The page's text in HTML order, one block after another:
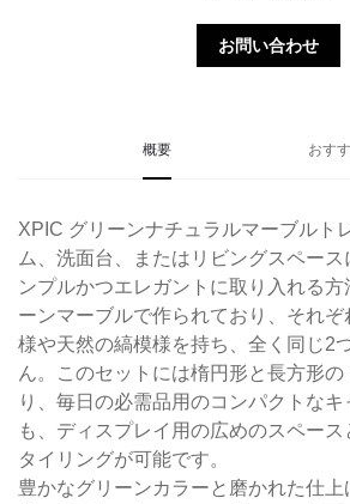
お問い合わせ
概要 おす
XPIC グリーンナチュラルマーブルト
ム、洗面台、またはリビングスペー
ンプルかつエレガントに取り入れる方
ーンマーブルで作られており、それ
様や天然の縞模様を持ち、全く同じ2
ん。このセットには楕円形と長方形
り、毎日の必需品用のコンパクトな
も、ディスプレイ用の広めのスペー
タイリングが可能です。
豊かなグリーンカラーと磨かれた仕